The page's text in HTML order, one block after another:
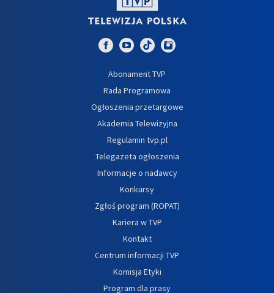
Abonament TVP
Rada Programowa
Ogłoszenia przetargowe
Akademia Telewizyjna
Regulamin tvp.pl
Telegazeta ogłoszenia
Informacje o nadawcy
Konkursy
Zgłoś program (ROPAT)
Kariera w TVP
Kontakt
Centrum informacji TVP
Komisja Etyki
Program dla prasy